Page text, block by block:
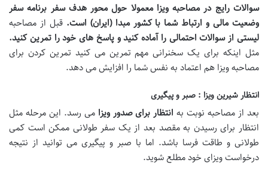
سوالات رایج در مصاحبه ویزا معمولا حول محور هدف سفر برنامه سفر
وضعیت مالی و ارتباط شما با کشور مبدا (ایران) است. قبل از مصاحبه
لیستی از سوالات احتمالی را آماده کنید و پاسخ های خود را تمرین کنید.
مثل اینکه برای یک سخنرانی مهم تمرین می کنید تمرین کردن برای
مصاحبه ویزا هم اعتماد به نفس شما را افزایش می دهد.
انتظار شیرین ویزا : صبر و پیگیری
بعد از مصاحبه نوبت به انتظار برای صدور ویزا می رسد. این مرحله مثل
انتظار برای رسیدن به مقصد بعد از یک سفر طولانی ممکن است کمی
طولانی و طاقت فرسا باشد. اما با صبر و پیگیری می توانید از نتیجه
درخواست ویزای خود مطلع شوید.